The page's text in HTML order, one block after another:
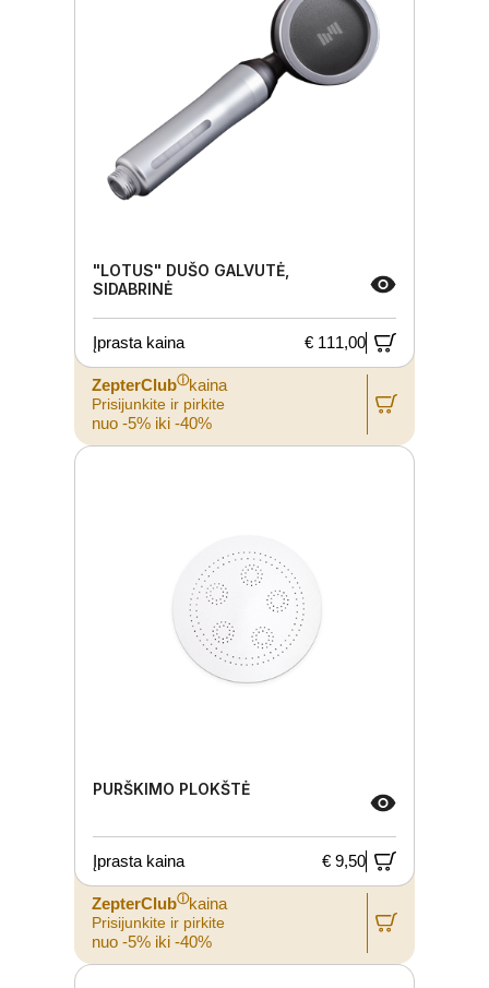
"LOTUS" DUŠO GALVUTĖ,
SIDABRINĖ
Įprasta kaina € 111,00
ZepterClubⓘkaina
Prisijunkite ir pirkite
nuo -5% iki -40%
PURŠKIMO PLOKŠTĖ
Įprasta kaina € 9,50
ZepterClubⓘkaina
Prisijunkite ir pirkite
nuo -5% iki -40%